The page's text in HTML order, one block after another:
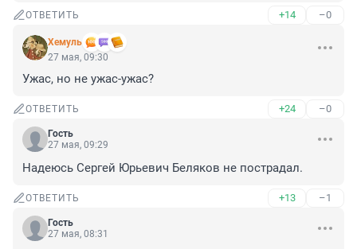
ОТВЕТИТЬ +14 –0
Xемуль
27 мая, 09:30
Ужас, но не ужас-ужас?
ОТВЕТИТЬ +24 –0
Гость
27 мая, 09:29
Надеюсь Сергей Юрьевич Беляков не пострадал.
ОТВЕТИТЬ +13 –1
Гость
27 мая, 08:31